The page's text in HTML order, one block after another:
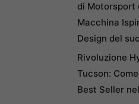
di Motorsport
Macchina
Design del
Rivoluzione
Tucson:
Best Seller